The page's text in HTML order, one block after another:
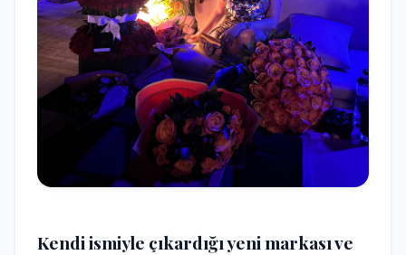
Kendi ismiyle çıkardığı yeni markası ve